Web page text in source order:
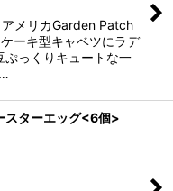
メリカGarden Patch
ーキ型キャベツにラデ
ぷっくりキュートな一
ターエッグ<6個>